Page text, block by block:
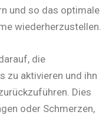
und so das optimale
wiederherzustellen.
die
zu aktivieren und ihn
Dies
oder Schmerzen,